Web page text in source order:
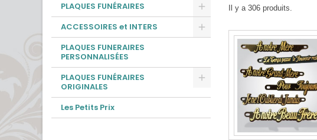
PLAQUES FUNÉRAIRES
ACCESSOIRES et INTERS
PLAQUES FUNERAIRES
PERSONNALISÉES
PLAQUES FUNÉRAIRES
ORIGINALES
Les Petits Prix
Il y a 306 produits.